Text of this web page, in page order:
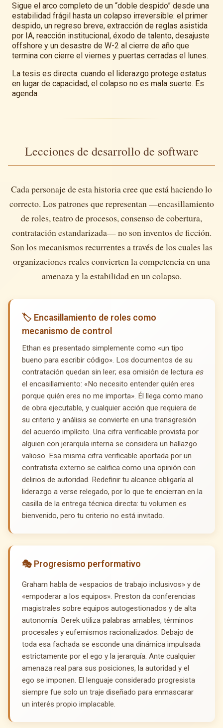
Sigue el arco completo de un “doble despido” desde una
estabilidad frágil hasta un colapso irreversible: el primer
despido, un regreso breve, extracción de reglas asistida
por IA, reacción institucional, éxodo de talento, desajuste
offshore y un desastre de W-2 al cierre de año que
termina con cierre el viernes y puertas cerradas el lunes.
La tesis es directa: cuando el liderazgo protege estatus
en lugar de capacidad, el colapso no es mala suerte. Es
agenda.
Lecciones de desarrollo de software
Cada personaje de esta historia cree que está haciendo lo
correcto. Los patrones que representan —encasillamiento
de roles, teatro de procesos, consenso de cobertura,
contratación estandarizada— no son inventos de ficción.
Son los mecanismos recurrentes a través de los cuales las
organizaciones reales convierten la competencia en una
amenaza y la estabilidad en un colapso.
🏷️ Encasillamiento de roles como
mecanismo de control
Ethan es presentado simplemente como «un tipo
bueno para escribir código». Los documentos de su
contratación quedan sin leer; esa omisión de lectura es
el encasillamiento: «No necesito entender quién eres
porque quién eres no me importa». Él llega como mano
de obra ejecutable, y cualquier acción que requiera de
su criterio y análisis se convierte en una transgresión
del acuerdo implícito. Una cifra verificable provista por
alguien con jerarquía interna se considera un hallazgo
valioso. Esa misma cifra verificable aportada por un
contratista externo se califica como una opinión con
delirios de autoridad. Redefinir tu alcance obligaría al
liderazgo a verse relegado, por lo que te encierran en la
casilla de la entrega técnica directa: tu volumen es
bienvenido, pero tu criterio no está invitado.
🎭 Progresismo performativo
Graham habla de «espacios de trabajo inclusivos» y de
«empoderar a los equipos». Preston da conferencias
magistrales sobre equipos autogestionados y de alta
autonomía. Derek utiliza palabras amables, términos
procesales y eufemismos racionalizados. Debajo de
toda esa fachada se esconde una dinámica impulsada
estrictamente por el ego y la jerarquía. Ante cualquier
amenaza real para sus posiciones, la autoridad y el
ego se imponen. El lenguaje considerado progresista
siempre fue solo un traje diseñado para enmascarar
un interés propio implacable.